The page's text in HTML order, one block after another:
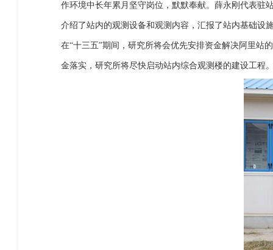
作环境中长年累月坚守岗位，默默奉献。薛永刚代表驻
介绍了站内的观测设备和观测内容，汇报了站内基础设
在“十三五”期间，研究所将会优先安排资金解决阿里站
金落实，研究所将尽快启动站内综合观测楼的建设工程